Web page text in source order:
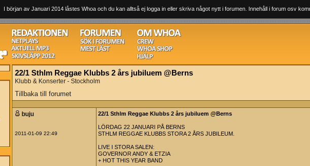
I början av Januari 2014 låstes Whoa och du kan alltså ej logga in eller skriva något nytt i forumen. Innehåll i forum osv
22/1 Sthlm Reggae Klubbs 2 års jubiluem @Berns
Klubb & Konserter - Stockholm
Tillbaka till forumet
buju
2011-01-09 22:49
22/1 Sthlm Reggae Klubbs 2 års jubiluem @Berns
LÖRDAG 22 JANUARI PÅ BERNS
STHLM REGGAE KLUBBS STORA 2 ÅRS JUBILEUM.
LIVE I STORA SALEN:
GOVERNOR ANDY & ETZIA
+ HOT THIS YEAR BAND